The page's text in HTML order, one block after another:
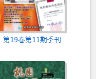
第19卷第11期季刊